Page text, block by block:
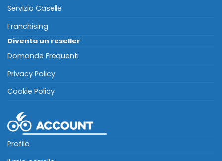
Servizio Caselle
Franchising
Diventa un reseller
Domande Frequenti
Privacy Policy
Cookie Policy
Profilo